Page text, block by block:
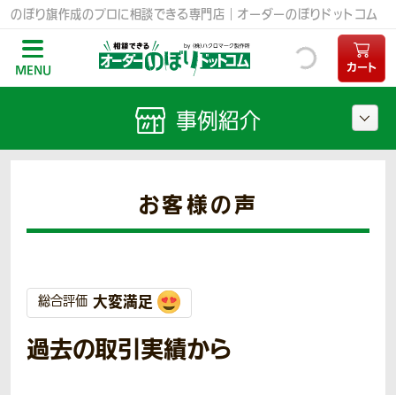
のぼり旗作成のプロに相談できる専門店｜オーダーのぼりドットコム
MENU カート
お客様の声
総合評価 大変満足
過去の取引実績から
事例紹介